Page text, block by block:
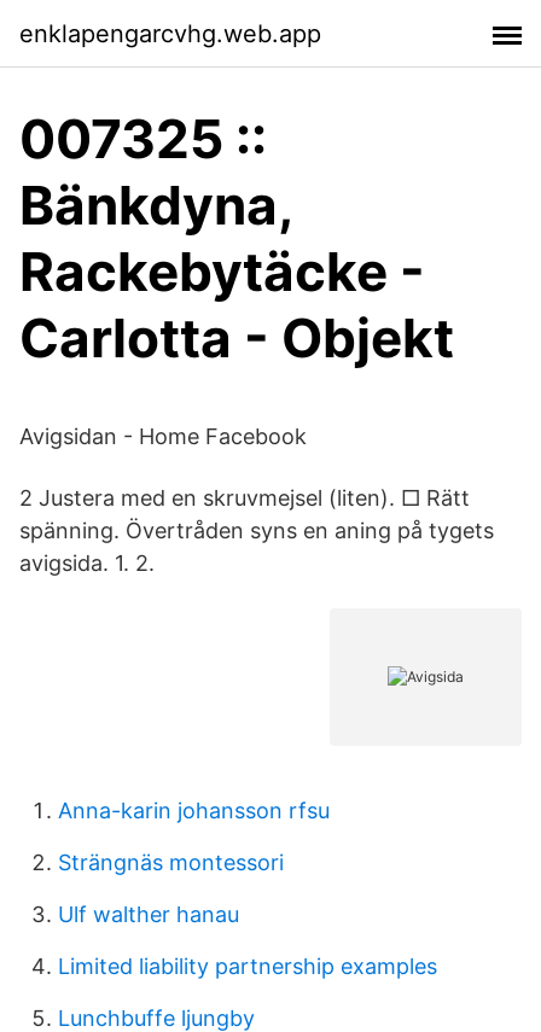
enklapengarcvhg.web.app
007325 ::
Bänkdyna,
Rackebytäcke -
Carlotta - Objekt
Avigsidan - Home Facebook
2 Justera med en skruvmejsel (liten). □ Rätt
spänning. Övertråden syns en aning på tygets
avigsida. 1. 2.
Anna-karin johansson rfsu
Strängnäs montessori
Ulf walther hanau
Limited liability partnership examples
Lunchbuffe ljungby